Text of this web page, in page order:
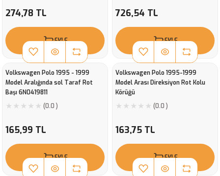
274,78 TL
EKLE
726,54 TL
EKLE
Volkswagen Polo 1995 - 1999
Model Aralığında sol Taraf Rot
Başı 6N0419811
(0.0 )
165,99 TL
EKLE
Volkswagen Polo 1995-1999
Model Arası Direksiyon Rot Kolu
Körüğü
(0.0 )
163,75 TL
EKLE